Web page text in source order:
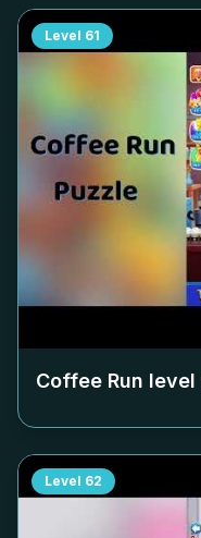
Level 61
Coffee Run level
Level 62